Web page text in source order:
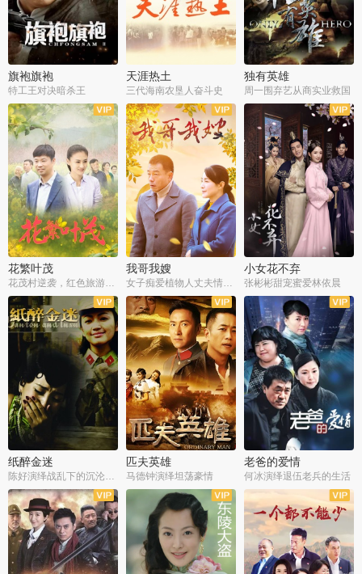
旗袍旗袍
特工王对决暗杀王
天涯热土
三代海南农垦人奋斗史
独有英雄
周一围弃艺从商实业救国
全34集
花繁叶茂
花茂村逆袭，红色旅游出圈
全50集
我哥我嫂
女子痴爱植物人丈夫情定一生
全51集
小女花不弃
张彬彬甜宠蜜爱林依晨
全42集
纸醉金迷
全35集
匹夫英雄
马德钟演绎坦荡豪情
全32集
老爸的爱情
何冰演绎退伍老兵的生活
全40集
全33集 全36集